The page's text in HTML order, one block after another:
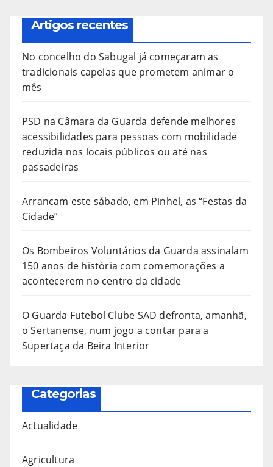
Artigos recentes
No concelho do Sabugal já começaram as
tradicionais capeias que prometem animar o
mês
PSD na Câmara da Guarda defende melhores
acessibilidades para pessoas com mobilidade
reduzida nos locais públicos ou até nas
passadeiras
Arrancam este sábado, em Pinhel, as “Festas da
Cidade”
Os Bombeiros Voluntários da Guarda assinalam
150 anos de história com comemorações a
acontecerem no centro da cidade
O Guarda Futebol Clube SAD defronta, amanhã,
o Sertanense, num jogo a contar para a
Supertaça da Beira Interior
Categorias
Actualidade
Agricultura